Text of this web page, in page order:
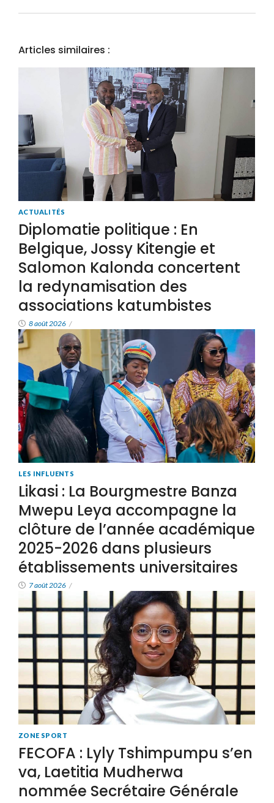
Articles similaires :
ACTUALITÉS
Diplomatie politique : En
Belgique, Jossy Kitengie et
Salomon Kalonda concertent
la redynamisation des
associations katumbistes
8 août 2026 /
LES INFLUENTS
Likasi : La Bourgmestre Banza
Mwepu Leya accompagne la
clôture de l’année académique
2025-2026 dans plusieurs
établissements universitaires
7 août 2026 /
ZONE SPORT
FECOFA : Lyly Tshimpumpu s’en
va, Laetitia Mudherwa
nommée Secrétaire Générale